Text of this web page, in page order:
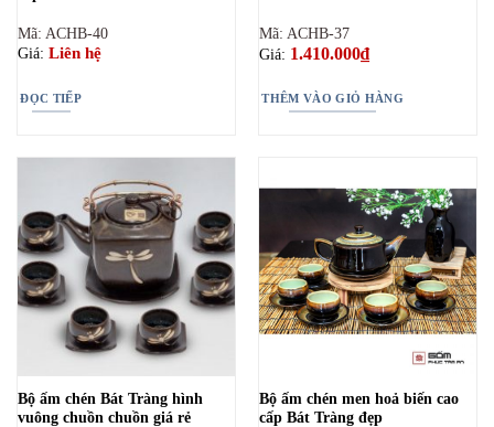
Mã: ACHB-40
Giá: Liên hệ
ĐỌC TIẾP
Mã: ACHB-37
Giá: 1.410.000₫
THÊM VÀO GIỎ HÀNG
Bộ ấm chén Bát Tràng hình
vuông chuồn chuồn giá rẻ
Bộ ấm chén men hoả biến cao
cấp Bát Tràng đẹp